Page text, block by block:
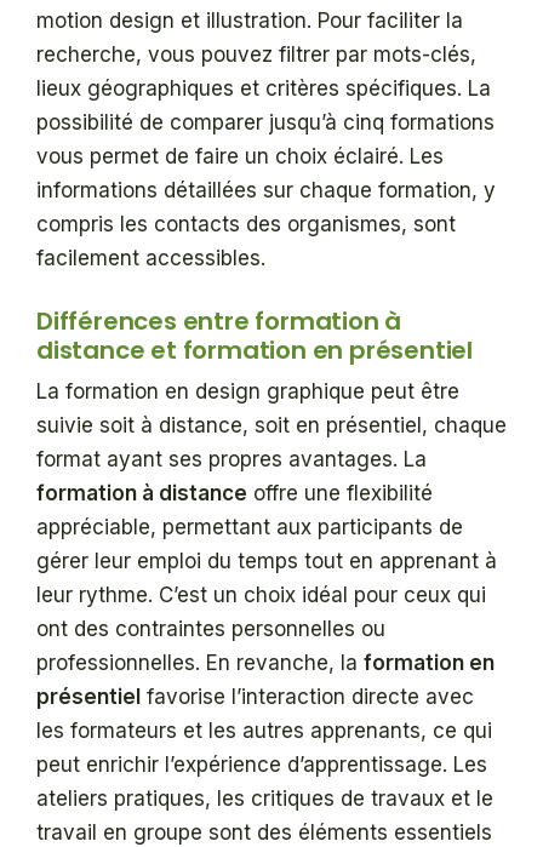
motion design et illustration. Pour faciliter la
recherche, vous pouvez filtrer par mots-clés,
lieux géographiques et critères spécifiques. La
possibilité de comparer jusqu’à cinq formations
vous permet de faire un choix éclairé. Les
informations détaillées sur chaque formation, y
compris les contacts des organismes, sont
facilement accessibles.
Différences entre formation à
distance et formation en présentiel
La formation en design graphique peut être
suivie soit à distance, soit en présentiel, chaque
format ayant ses propres avantages. La
formation à distance offre une flexibilité
appréciable, permettant aux participants de
gérer leur emploi du temps tout en apprenant à
leur rythme. C’est un choix idéal pour ceux qui
ont des contraintes personnelles ou
professionnelles. En revanche, la formation en
présentiel favorise l’interaction directe avec
les formateurs et les autres apprenants, ce qui
peut enrichir l’expérience d’apprentissage. Les
ateliers pratiques, les critiques de travaux et le
travail en groupe sont des éléments essentiels